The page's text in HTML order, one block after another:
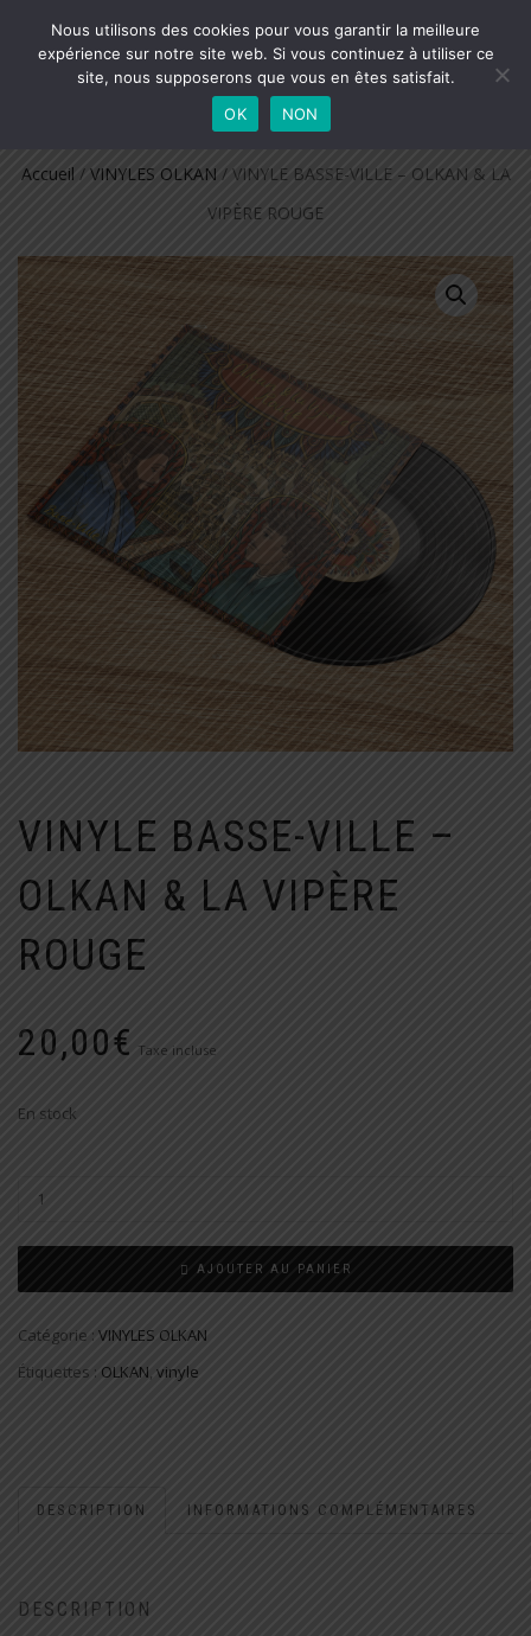
SMTS
BOUTIQUE OFFICIELLE
DÉPLIER
NAVIGATION
Accueil / VINYLES OLKAN / VINYLE BASSE-VILLE – OLKAN & LA
VIPÈRE ROUGE
VINYLE BASSE-VILLE –
OLKAN & LA VIPÈRE
ROUGE
20,00€ Taxe incluse
En stock
AJOUTER AU PANIER
Catégorie : VINYLES OLKAN
Étiquettes : OLKAN, vinyle
DESCRIPTION INFORMATIONS COMPLÉMENTAIRES
DESCRIPTION
Nous utilisons des cookies pour vous garantir la meilleure
expérience sur notre site web. Si vous continuez à utiliser ce
site, nous supposerons que vous en êtes satisfait.
OK
NON